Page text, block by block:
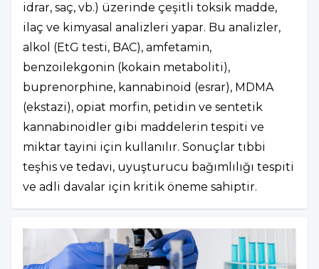
idrar, saç, vb.) üzerinde çeşitli toksik madde,
ilaç ve kimyasal analizleri yapar. Bu analizler,
alkol (EtG testi, BAC), amfetamin,
benzoilekgonin (kokain metaboliti),
buprenorphine, kannabinoid (esrar), MDMA
(ekstazi), opiat morfin, petidin ve sentetik
kannabinoidler gibi maddelerin tespiti ve
miktar tayini için kullanılır. Sonuçlar tıbbi
teşhis ve tedavi, uyuşturucu bağımlılığı tespiti
ve adli davalar için kritik öneme sahiptir.